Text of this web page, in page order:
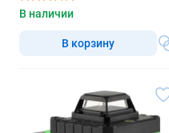
В наличии
В корзину